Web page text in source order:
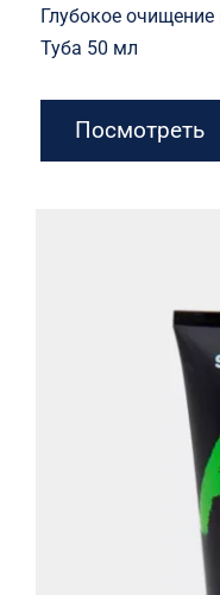
Глубокое
Туба 50 мл
Посмотреть